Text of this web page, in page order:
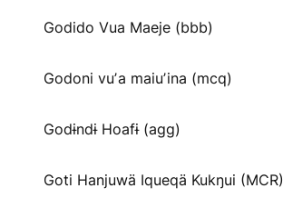
Godido Vua Maeje (bbb)
Godoni vuʼa maiuʼina (mcq)
Godɨndɨ Hoafɨ (agg)
Goti Hanjuwä Iqueqä Kukŋui (MCR)